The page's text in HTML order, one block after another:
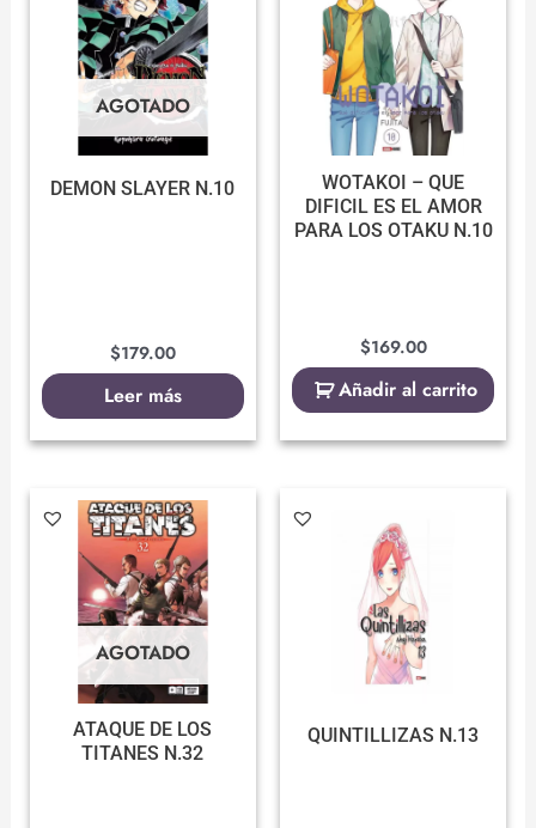
AGOTADO
DEMON SLAYER N.10
$179.00
Leer más
WOTAKOI – QUE
DIFICIL ES EL AMOR
PARA LOS OTAKU N.10
$169.00
Añadir al carrito
AGOTADO
ATAQUE DE LOS
TITANES N.32
QUINTILLIZAS N.13